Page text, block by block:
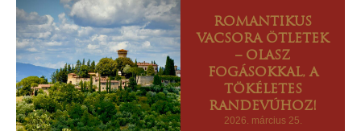
ROMANTIKUS
VACSORA ÖTLETEK
– OLASZ
FOGÁSOKKAL, A
TÖKÉLETES
RANDEVÚHOZ!
2026. március 25.